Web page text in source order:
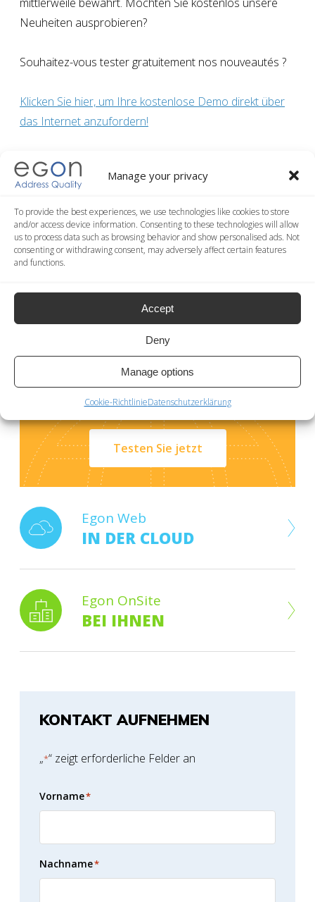
Manage your privacy
To provide the best experiences, we use technologies like cookies to store
and/or access device information. Consenting to these technologies will allow
us to process data such as browsing behavior and show personalised ads. Not
consenting or withdrawing consent, may adversely affect certain features
and functions.
Accept
Deny
Manage options
Cookie-RichtlinieDatenschutzerklärung
Neuheiten ausprobieren?
Souhaitez-vous tester gratuitement nos nouveautés ?
Klicken Sie hier, um Ihre kostenlose Demo direkt über
das Internet anzufordern!
Post
navigation
Previous article
Internationales Adressformat: Probieren Sie Egon aus!
GRATIS ONLINE-DEMO
Testen Sie jetzt Ihr Gratis-Demo
online!
Testen Sie jetzt
Egon Web
IN DER CLOUD
Egon OnSite
BEI IHNEN
KONTAKT AUFNEHMEN
„*“ zeigt erforderliche Felder an
Vorname*
Nachname*